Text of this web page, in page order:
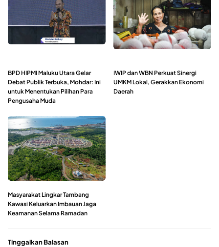
BPD HIPMI Maluku Utara Gelar
Debat Publik Terbuka, Mohdar: Ini
untuk Menentukan Pilihan Para
Pengusaha Muda
IWIP dan WBN Perkuat Sinergi
UMKM Lokal, Gerakkan Ekonomi
Daerah
Masyarakat Lingkar Tambang
Kawasi Keluarkan Imbauan Jaga
Keamanan Selama Ramadan
Tinggalkan Balasan